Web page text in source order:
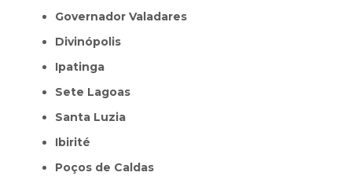
Governador Valadares
Divinópolis
Ipatinga
Sete Lagoas
Santa Luzia
Ibirité
Poços de Caldas